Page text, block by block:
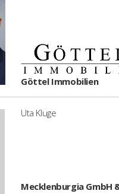
Göttel Immobilien
Uta Kluge
Mecklenburgia GmbH